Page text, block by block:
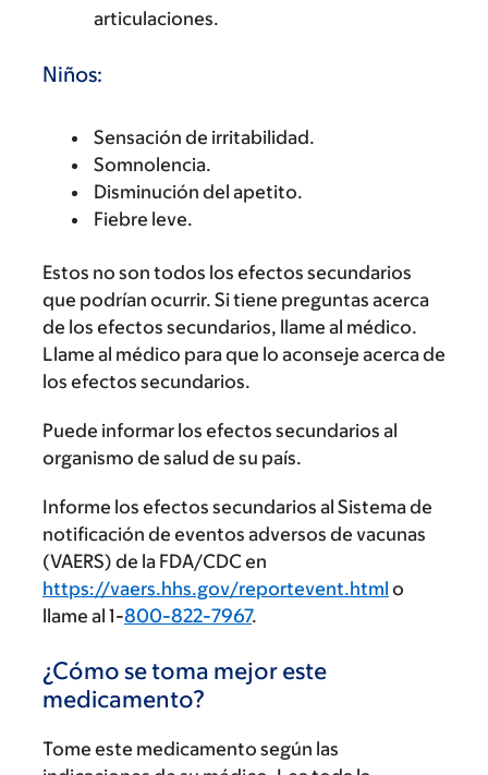
articulaciones.
Niños:
Sensación de irritabilidad.
Somnolencia.
Disminución del apetito.
Fiebre leve.
Estos no son todos los efectos secundarios
que podrían ocurrir. Si tiene preguntas acerca
de los efectos secundarios, llame al médico.
Llame al médico para que lo aconseje acerca de
los efectos secundarios.
Puede informar los efectos secundarios al
organismo de salud de su país.
Informe los efectos secundarios al Sistema de
notificación de eventos adversos de vacunas
(VAERS) de la FDA/CDC en
https://vaers.hhs.gov/reportevent.html o
llame al 1-800-822-7967.
¿Cómo se toma mejor este
medicamento?
Tome este medicamento según las